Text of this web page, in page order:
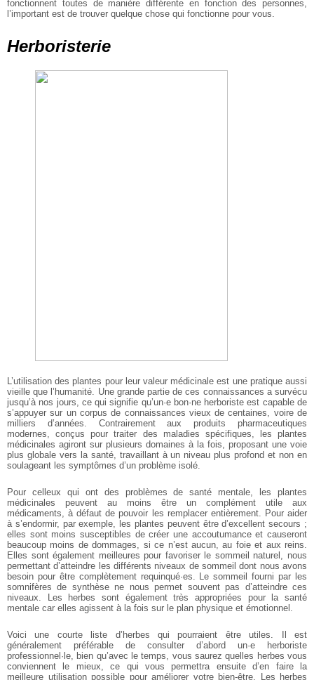
fonctionnent toutes de manière différente en fonction des personnes,
l’important est de trouver quelque chose qui fonctionne pour vous.
Herboristerie
L’utilisation des plantes pour leur valeur médicinale est une pratique aussi
vieille que l’humanité. Une grande partie de ces connaissances a survécu
jusqu’à nos jours, ce qui signifie qu’un·e bon·ne herboriste est capable de
s’appuyer sur un corpus de connaissances vieux de centaines, voire de
milliers d’années. Contrairement aux produits pharmaceutiques
modernes, conçus pour traiter des maladies spécifiques, les plantes
médicinales agiront sur plusieurs domaines à la fois, proposant une voie
plus globale vers la santé, travaillant à un niveau plus profond et non en
soulageant les symptômes d’un problème isolé.
Pour celleux qui ont des problèmes de santé mentale, les plantes
médicinales peuvent au moins être un complément utile aux
médicaments, à défaut de pouvoir les remplacer entièrement. Pour aider
à s’endormir, par exemple, les plantes peuvent être d’excellent secours ;
elles sont moins susceptibles de créer une accoutumance et causeront
beaucoup moins de dommages, si ce n’est aucun, au foie et aux reins.
Elles sont également meilleures pour favoriser le sommeil naturel, nous
permettant d’atteindre les différents niveaux de sommeil dont nous avons
besoin pour être complètement requinqué·es. Le sommeil fourni par les
somnifères de synthèse ne nous permet souvent pas d’atteindre ces
niveaux. Les herbes sont également très appropriées pour la santé
mentale car elles agissent à la fois sur le plan physique et émotionnel.
Voici une courte liste d’herbes qui pourraient être utiles. Il est
généralement préférable de consulter d’abord un·e herboriste
professionnel·le, bien qu’avec le temps, vous saurez quelles herbes vous
conviennent le mieux, ce qui vous permettra ensuite d’en faire la
meilleure utilisation possible pour améliorer votre bien-être. Les herbes